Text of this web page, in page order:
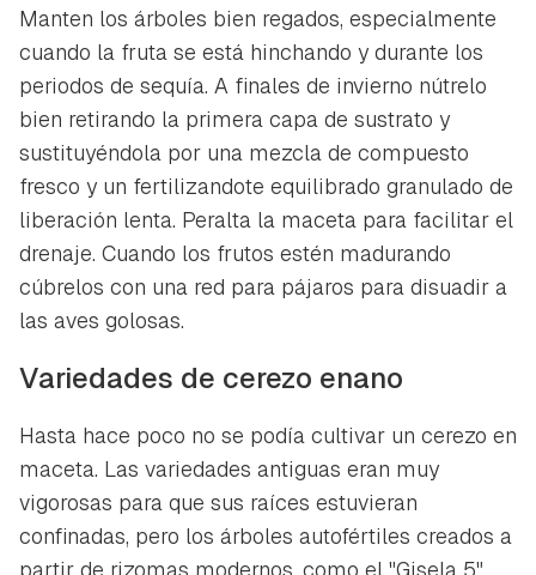
Manten los árboles bien regados, especialmente
cuando la fruta se está hinchando y durante los
periodos de sequía. A finales de invierno nútrelo
bien retirando la primera capa de sustrato y
sustituyéndola por una mezcla de compuesto
fresco y un fertilizandote equilibrado granulado de
liberación lenta. Peralta la maceta para facilitar el
drenaje. Cuando los frutos estén madurando
cúbrelos con una red para pájaros para disuadir a
las aves golosas.
Variedades de cerezo enano
Hasta hace poco no se podía cultivar un cerezo en
maceta. Las variedades antiguas eran muy
vigorosas para que sus raíces estuvieran
confinadas, pero los árboles autofértiles creados a